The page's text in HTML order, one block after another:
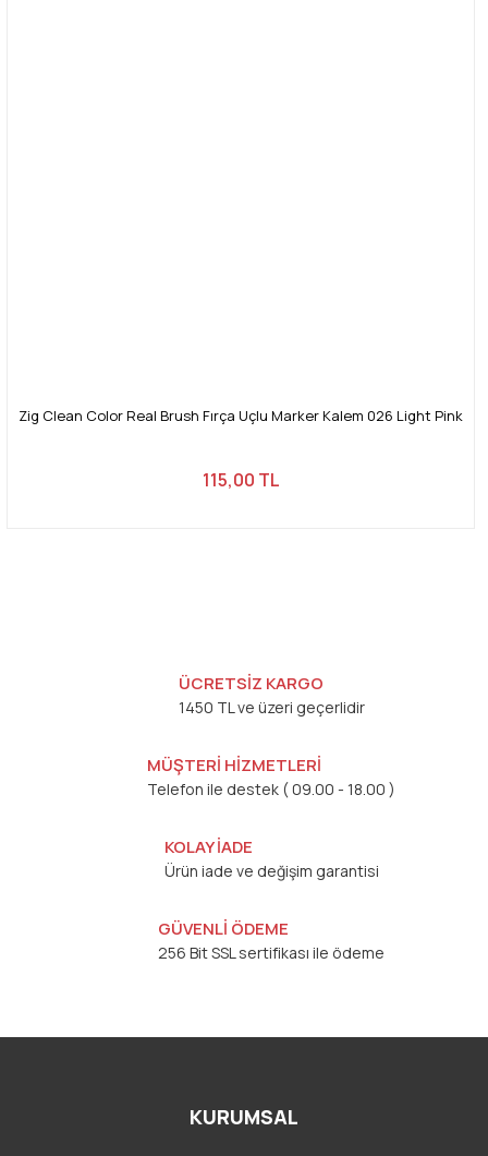
Zig Clean Color Real Brush Fırça Uçlu Marker Kalem 026 Light Pink
115,00 TL
ÜCRETSİZ KARGO
1450 TL ve üzeri geçerlidir
MÜŞTERİ HİZMETLERİ
Telefon ile destek ( 09.00 - 18.00 )
KOLAY İADE
Ürün iade ve değişim garantisi
GÜVENLİ ÖDEME
256 Bit SSL sertifikası ile ödeme
KURUMSAL